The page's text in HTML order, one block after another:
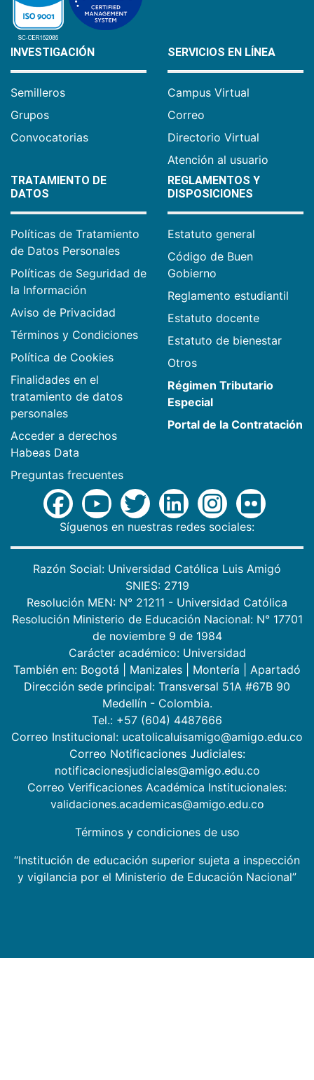
INVESTIGACIÓN
Semilleros
Grupos
Convocatorias
SERVICIOS EN LÍNEA
Campus Virtual
Correo
Directorio Virtual
Atención al usuario
TRATAMIENTO DE
DATOS
Políticas de Tratamiento
de Datos Personales
Políticas de Seguridad de
la Información
Aviso de Privacidad
Términos y Condiciones
Política de Cookies
Finalidades en el
tratamiento de datos
personales
Acceder a derechos
Habeas Data
Preguntas frecuentes
REGLAMENTOS Y
DISPOSICIONES
Estatuto general
Código de Buen
Gobierno
Reglamento estudiantil
Estatuto docente
Estatuto de bienestar
Otros
Régimen Tributario
Especial
Portal de la Contratación
Síguenos en nuestras redes sociales:
Razón Social: Universidad Católica Luis Amigó
SNIES: 2719
Resolución MEN: N° 21211 - Universidad Católica
Resolución Ministerio de Educación Nacional: N° 17701
de noviembre 9 de 1984
Carácter académico: Universidad
También en: Bogotá Manizales Montería
Apartadó
Dirección sede principal: Transversal 51A #67B 90
Medellín - Colombia.
Tel.: +57 (604) 4487666
Correo Institucional: ucatolicaluisamigo@amigo.edu.co
Correo Notificaciones Judiciales:
notificacionesjudiciales@amigo.edu.co
Correo Verificaciones Académica Institucionales:
validaciones.academicas@amigo.edu.co
Términos y condiciones de uso
“Institución de educación superior sujeta a inspección
y vigilancia por el Ministerio de Educación Nacional”